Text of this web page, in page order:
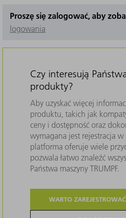
Proszę się zalogować, aby
logowania
Czy interesują
produkty?
Aby uzyskać więcej
produktu, takich jak
ceny i dostępność oraz
wymagana jest rejestracja w
platforma oferuje wiele
pozwala łatwo znaleźć
Państwa maszyny TRUMPF.
WARTO